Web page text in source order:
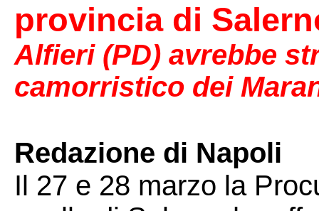
provincia di
Alfieri (PD) avrebbe
camorristico dei
Redazione di Napoli
Il 27 e 28 marzo la